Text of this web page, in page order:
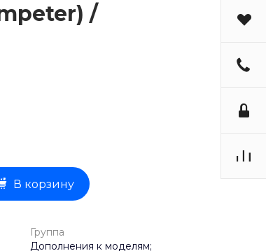
/
В корзину
Группа
Дополнения к моделям;